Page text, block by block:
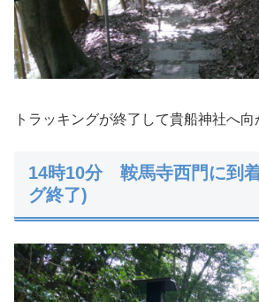
トラッキングが終了して貴船神社へ向
14時10分 鞍馬寺西門に到
グ終了)